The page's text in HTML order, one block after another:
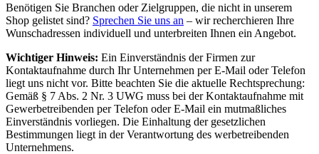
Benötigen Sie Branchen oder Zielgruppen, die nicht in unserem
Shop gelistet sind? Sprechen Sie uns an – wir recherchieren Ihre
Wunschadressen individuell und unterbreiten Ihnen ein Angebot.
Wichtiger Hinweis: Ein Einverständnis der Firmen zur
Kontaktaufnahme durch Ihr Unternehmen per E-Mail oder Telefon
liegt uns nicht vor. Bitte beachten Sie die aktuelle Rechtsprechung:
Gemäß § 7 Abs. 2 Nr. 3 UWG muss bei der Kontaktaufnahme mit
Gewerbetreibenden per Telefon oder E-Mail ein mutmaßliches
Einverständnis vorliegen. Die Einhaltung der gesetzlichen
Bestimmungen liegt in der Verantwortung des werbetreibenden
Unternehmens.